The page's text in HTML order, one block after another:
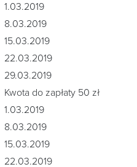
1.03.2019
8.03.2019
15.03.2019
22.03.2019
29.03.2019
Kwota do zapłaty 50 zł
1.03.2019
8.03.2019
15.03.2019
22.03.2019